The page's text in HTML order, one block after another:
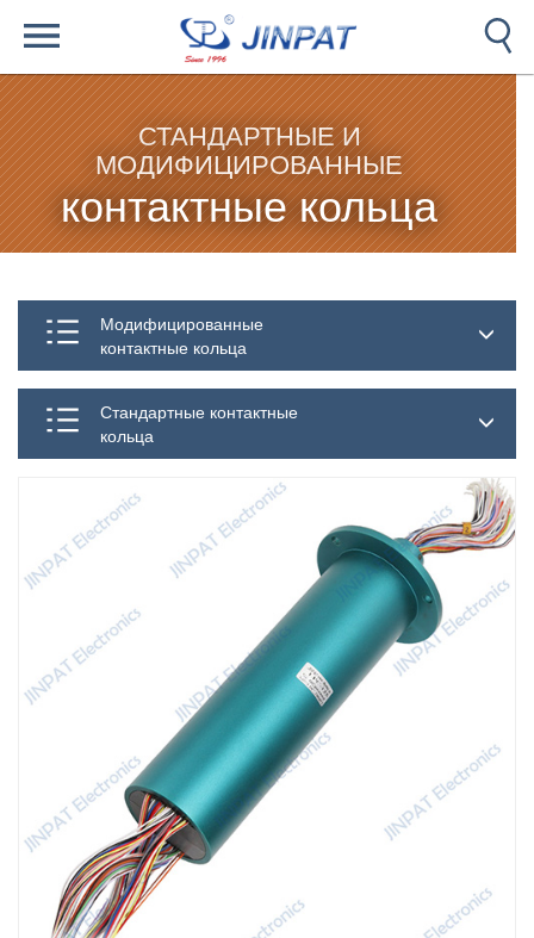
СТАНДАРТНЫЕ И
МОДИФИЦИРОВАННЫЕ
контактные кольца
Модифицированные
контактные кольца
Стандартные контактные
кольца